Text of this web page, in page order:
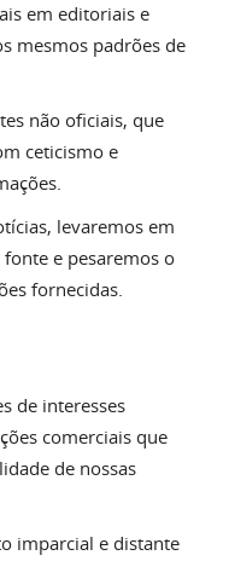
em editoriais e
mesmos padrões de
não oficiais, que
ceticismo e
levaremos em
e pesaremos o
fornecidas.
de interesses
comerciais que
de nossas
imparcial e distante